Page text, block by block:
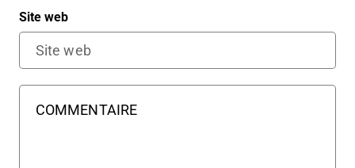
Site web